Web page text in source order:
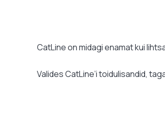
CatLine on midagi enamat kui
Valides CatLine’i toidulisandid,